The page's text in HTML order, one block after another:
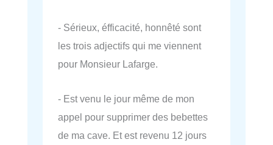
- Sérieux, éfficacité, honnêté sont
les trois adjectifs qui me viennent
pour Monsieur Lafarge.
- Est venu le jour même de mon
appel pour supprimer des bebettes
de ma cave. Et est revenu 12 jours